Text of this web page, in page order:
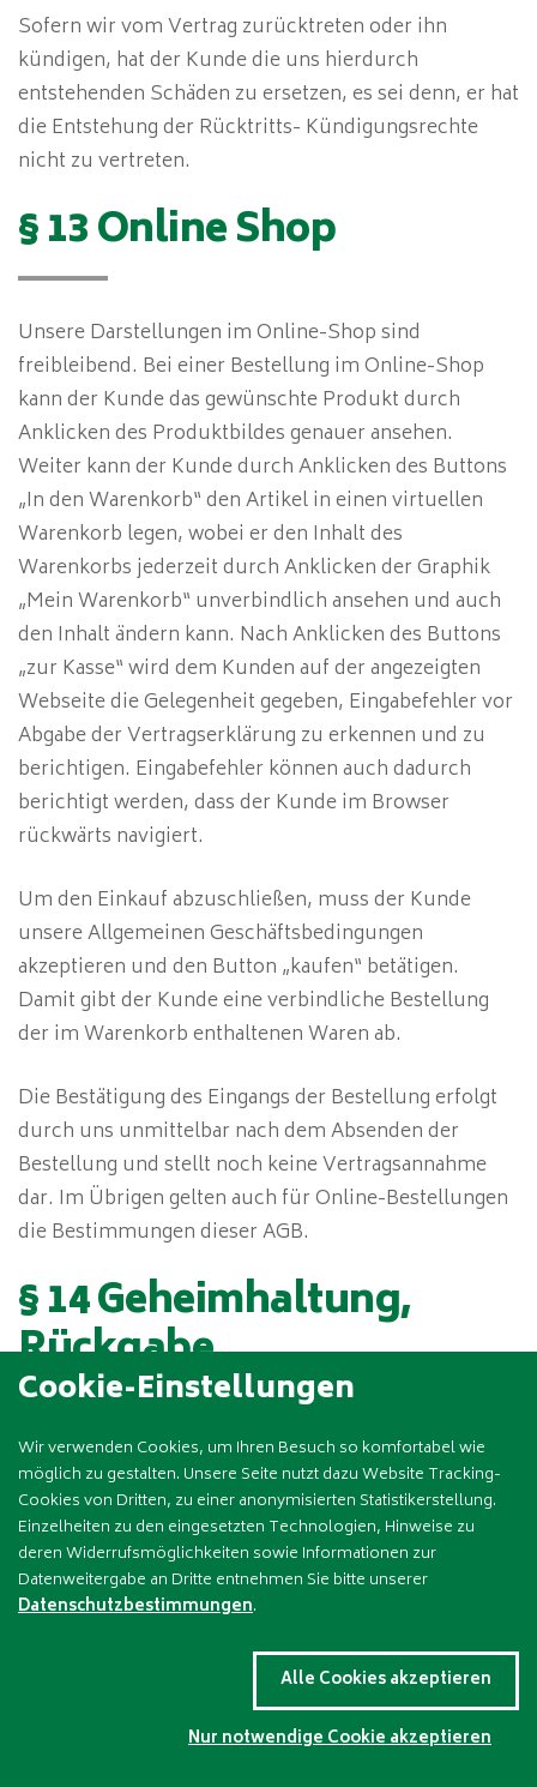
Sofern wir vom Vertrag zurücktreten oder ihn
kündigen, hat der Kunde die uns hierdurch
entstehenden Schäden zu ersetzen, es sei denn, er hat
die Entstehung der Rücktritts- Kündigungsrechte
nicht zu vertreten.
§ 13 Online Shop
Unsere Darstellungen im Online-Shop sind
freibleibend. Bei einer Bestellung im Online-Shop
kann der Kunde das gewünschte Produkt durch
Anklicken des Produktbildes genauer ansehen.
Weiter kann der Kunde durch Anklicken des Buttons
„In den Warenkorb“ den Artikel in einen virtuellen
Warenkorb legen, wobei er den Inhalt des
Warenkorbs jederzeit durch Anklicken der Graphik
„Mein Warenkorb“ unverbindlich ansehen und auch
den Inhalt ändern kann. Nach Anklicken des Buttons
„zur Kasse“ wird dem Kunden auf der angezeigten
Webseite die Gelegenheit gegeben, Eingabefehler vor
Abgabe der Vertragserklärung zu erkennen und zu
berichtigen. Eingabefehler können auch dadurch
berichtigt werden, dass der Kunde im Browser
rückwärts navigiert.
Um den Einkauf abzuschließen, muss der Kunde
unsere Allgemeinen Geschäftsbedingungen
akzeptieren und den Button „kaufen“ betätigen.
Damit gibt der Kunde eine verbindliche Bestellung
der im Warenkorb enthaltenen Waren ab.
Die Bestätigung des Eingangs der Bestellung erfolgt
durch uns unmittelbar nach dem Absenden der
Bestellung und stellt noch keine Vertragsannahme
dar. Im Übrigen gelten auch für Online-Bestellungen
die Bestimmungen dieser AGB.
§ 14 Geheimhaltung,
Rückgabe
Alle durch uns zugänglich gemachten geschäftlichen
oder technischen Informationen, Pläne und
Zeichnungen, ungeachtet in welcher Form sie erteilt
wurden und ungeachtet des Speichermediums, sind,
solange und soweit sie nicht nachweislich öffentlich
bekannt sind oder von uns zur Weiterveräußerung
durch den Kunden bestimmt sind, Dritten gegenüber
geheim zu halten. Ohne unser vorheriges
schriftliches Einverständnis dürfen solche
Informationen nur im Rahmen des jeweiligen
Cookie-Einstellungen
Wir verwenden Cookies, um Ihren Besuch so komfortabel wie
möglich zu gestalten. Unsere Seite nutzt dazu Website Tracking-
Cookies von Dritten, zu einer anonymisierten Statistikerstellung.
Einzelheiten zu den eingesetzten Technologien, Hinweise zu
deren Widerrufsmöglichkeiten sowie Informationen zur
Datenweitergabe an Dritte entnehmen Sie bitte unserer
Datenschutzbestimmungen.
Alle Cookies akzeptieren
Nur notwendige Cookie akzeptieren